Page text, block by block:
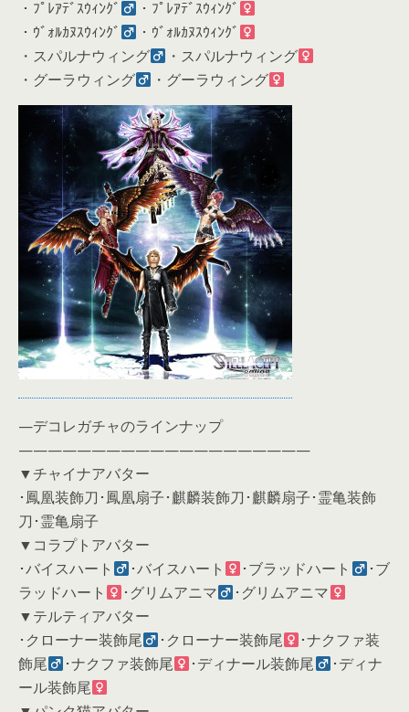
・ﾌﾟﾚｱﾃﾞｽｳｨﾝｸﾞ
・ﾌﾟﾚｱﾃﾞｽｳｨﾝｸﾞ
・ｳﾞｫﾙｶﾇｽｳｨﾝｸﾞ
・ｳﾞｫﾙｶﾇｽｳｨﾝｸﾞ
・スパルナウィング
・スパルナウィング
・グーラウィング
・グーラウィング
—デコレガチャのラインナップ
————————————————————
▼チャイナアバター
･鳳凰装飾刀･鳳凰扇子･麒麟装飾刀･麒麟扇子･霊亀装飾
刀･霊亀扇子
▼コラプトアバター
･バイスハート
･バイスハート ･ブラッドハート
･ブ
ラッドハート
･グリムアニマ
･グリムアニマ
▼テルティアバター
･クローナー装飾尾
･クローナー装飾尾
･ナクファ装
飾尾
･ナクファ装飾尾 ･ディナール装飾尾
･ディナ
ール装飾尾